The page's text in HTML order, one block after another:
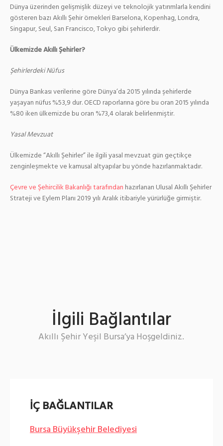
Dünya üzerinden gelişmişlik düzeyi ve teknolojik yatırımlarla kendini
gösteren bazı Akıllı Şehir örnekleri Barselona, Kopenhag, Londra,
Singapur, Seul, San Francisco, Tokyo gibi şehirlerdir.
Ülkemizde Akıllı Şehirler?
Şehirlerdeki Nüfus
Dünya Bankası verilerine göre Dünya’da 2015 yılında şehirlerde
yaşayan nüfus %53,9 dur. OECD raporlarına göre bu oran 2015 yılında
%80 iken ülkemizde bu oran %73,4 olarak belirlenmiştir.
Yasal Mevzuat
Ülkemizde “Akıllı Şehirler” ile ilgili yasal mevzuat gün geçtikçe
zenginleşmekte ve kamusal altyapılar bu yönde hazırlanmaktadır.
Çevre ve Şehircilik Bakanlığı tarafından hazırlanan Ulusal Akıllı Şehirler
Strateji ve Eylem Planı 2019 yılı Aralık itibariyle yürürlüğe girmiştir.
İlgili Bağlantılar
Akıllı Şehir Yeşil Bursa’ya Hoşgeldiniz.
İÇ BAĞLANTILAR
Bursa Büyükşehir Belediyesi